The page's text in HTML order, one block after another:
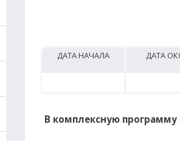
ДАТА НАЧАЛА ДАТА
В комплексную